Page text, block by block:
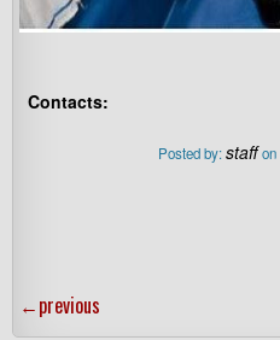
Contacts:
Posted by:staff on
←previous